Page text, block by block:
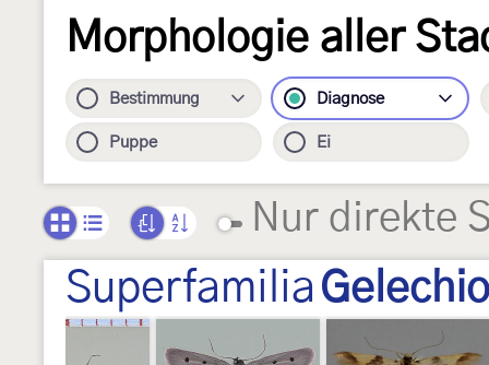
Morphologie aller
Bestimmung Diagnose
Puppe Ei
Nur direkte
Superfamilia